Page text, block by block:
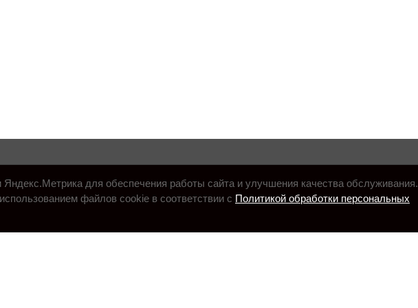
для обеспечения работы сайта и улучшения качества обслуживания.
файлов cookie в соответствии с Политикой обработки персональных